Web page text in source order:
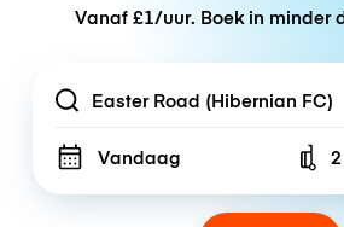
Vanaf £1/uur. Boek in minder
Location
Vandaag